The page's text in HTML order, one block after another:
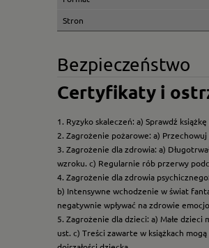
Stron
Bezpieczeństwo
Certyfikaty i
1. Ryzyko skaleczeń: a) Sprawdź
2. Zagrożenie pożarowe: a)
3. Zagrożenie dla zdrowia: a)
wzroku. c) Regularnie rób przerwy
4. Zagrożenie dla zdrowia
b) Intensywne wchodzenie w świat
negatywnie wpływać na zdrowie
5. Zagrożenie dla dzieci: a) Małe dzieci
ust. c) Treści zawarte w książkach